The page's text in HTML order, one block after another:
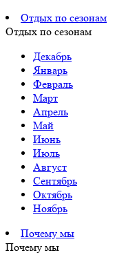
Отдых по сезонам
Отдых по сезонам
Декабрь
Январь
Февраль
Март
Апрель
Май
Июнь
Июль
Август
Сентябрь
Октябрь
Ноябрь
Почему мы
Почему мы